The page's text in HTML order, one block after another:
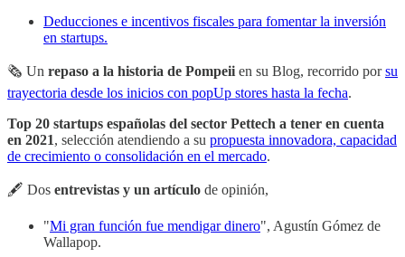
Deducciones e incentivos fiscales para fomentar la inversión
en startups.
🗞 Un repaso a la historia de Pompeii en su Blog, recorrido porsu
trayectoria desde los inicios con popUp stores hasta la fecha.
Top 20 startups españolas del sector Pettech a tener en cuenta
en 2021, selección atendiendo a su propuesta innovadora, capacidad
de crecimiento o consolidación en el mercado.
🖋 Dos entrevistas y un artículo de opinión,
"Mi gran función fue mendigar dinero", Agustín Gómez de
Wallapop.